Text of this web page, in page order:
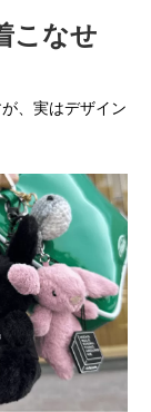
こなせ
、実はデザイン